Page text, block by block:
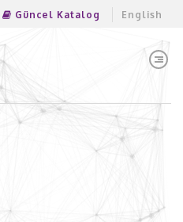
English
Güncel Katalog